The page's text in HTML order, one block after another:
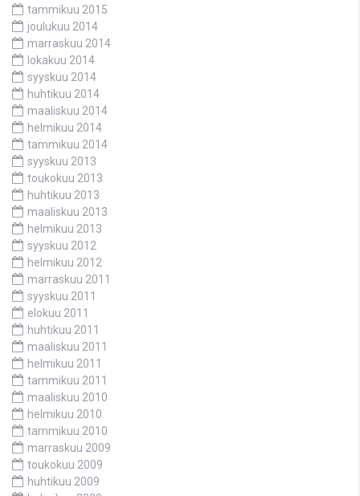
tammikuu 2015
joulukuu 2014
marraskuu 2014
lokakuu 2014
syyskuu 2014
huhtikuu 2014
maaliskuu 2014
helmikuu 2014
tammikuu 2014
syyskuu 2013
toukokuu 2013
huhtikuu 2013
maaliskuu 2013
helmikuu 2013
syyskuu 2012
helmikuu 2012
marraskuu 2011
syyskuu 2011
elokuu 2011
huhtikuu 2011
maaliskuu 2011
helmikuu 2011
tammikuu 2011
maaliskuu 2010
helmikuu 2010
tammikuu 2010
marraskuu 2009
toukokuu 2009
huhtikuu 2009